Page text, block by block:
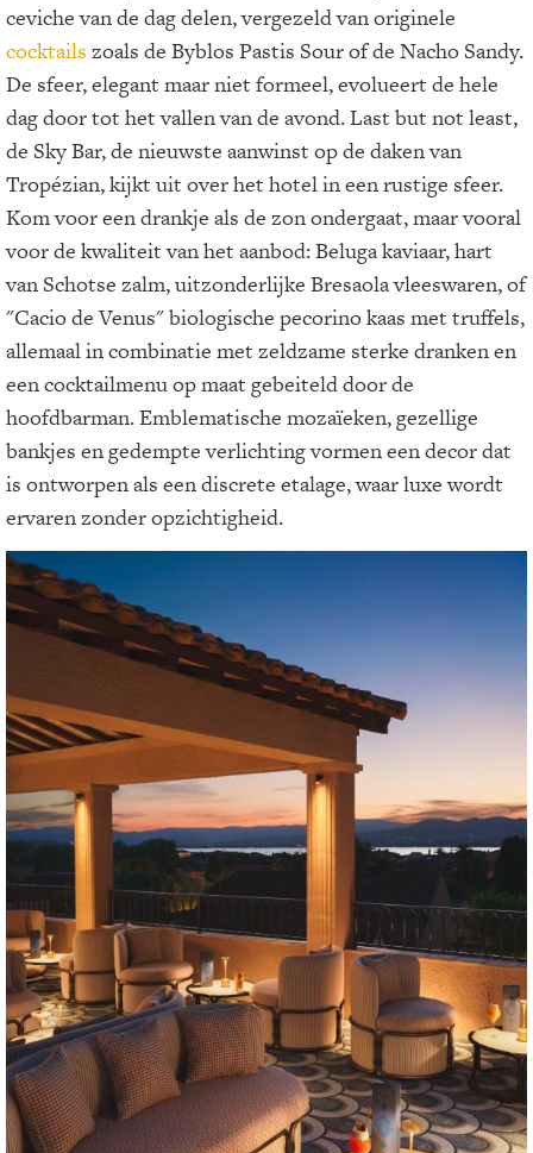
ceviche van de dag delen, vergezeld van originele
cocktails zoals de Byblos Pastis Sour of de Nacho Sandy.
De sfeer, elegant maar niet formeel, evolueert de hele
dag door tot het vallen van de avond. Last but not least,
de Sky Bar, de nieuwste aanwinst op de daken van
Tropézian, kijkt uit over het hotel in een rustige sfeer.
Kom voor een drankje als de zon ondergaat, maar vooral
voor de kwaliteit van het aanbod: Beluga kaviaar, hart
van Schotse zalm, uitzonderlijke Bresaola vleeswaren, of
"Cacio de Venus" biologische pecorino kaas met truffels,
allemaal in combinatie met zeldzame sterke dranken en
een cocktailmenu op maat gebeiteld door de
hoofdbarman. Emblematische mozaïeken, gezellige
bankjes en gedempte verlichting vormen een decor dat
is ontworpen als een discrete etalage, waar luxe wordt
ervaren zonder opzichtigheid.